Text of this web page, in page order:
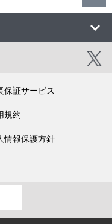
保証サービス
規約
情報保護方針